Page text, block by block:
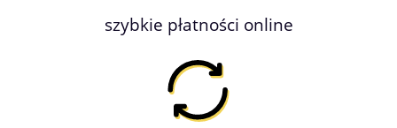
szybkie płatności online